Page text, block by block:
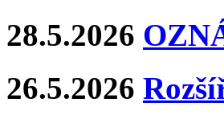
28.5.2026
26.5.2026